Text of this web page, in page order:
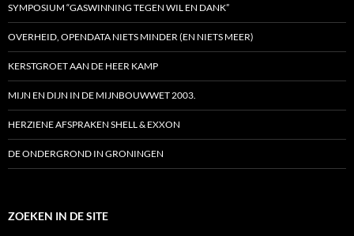
SYMPOSIUM “GASWINNING TEGEN WIL EN DANK”
OVERHEID, OPENDATA NIETS MINDER (EN NIETS MEER)
KERSTGROET AAN DE HEER KAMP
MIJN EN DIJN IN DE MIJNBOUWWET 2003.
HERZIENE AFSPRAKEN SHELL & EXXON
DE ONDERGROND IN GRONINGEN
ZOEKEN IN DE SITE